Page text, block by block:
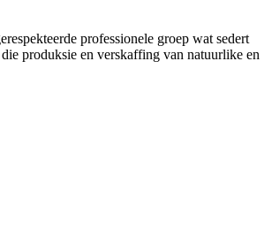
professionele groep wat sedert
produksie en verskaffing van natuurlike en